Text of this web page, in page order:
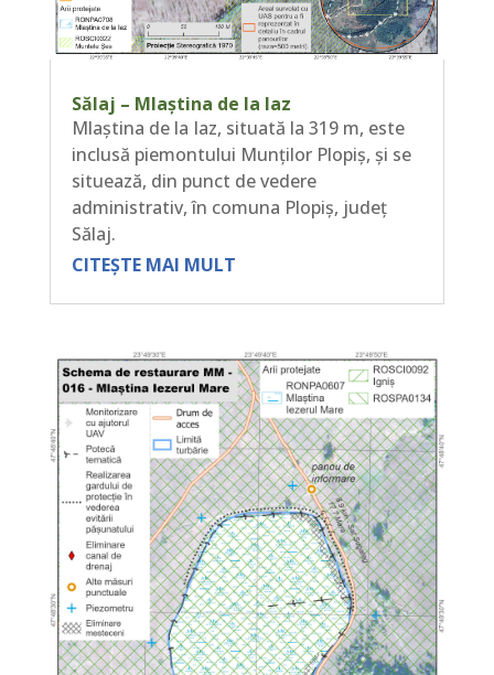
Sălaj – Mlaștina de la Iaz
Mlaștina de la Iaz, situată la 319 m, este
inclusă piemontului Munților Plopiș, și se
situează, din punct de vedere
administrativ, în comuna Plopiș, județ
Sălaj.
CITEȘTE MAI MULT